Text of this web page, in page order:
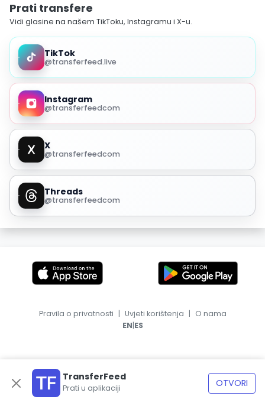
Prati transfere
Vidi glasine na našem TikToku, Instagramu i X-u.
TikTok
@transferfeed.live
Instagram
@transferfeedcom
X
@transferfeedcom
Threads
@transferfeedcom
TransferFeed
Prati u aplikaciji OTVORI
Pravila o privatnosti | Uvjeti korištenja | O nama
EN|ES